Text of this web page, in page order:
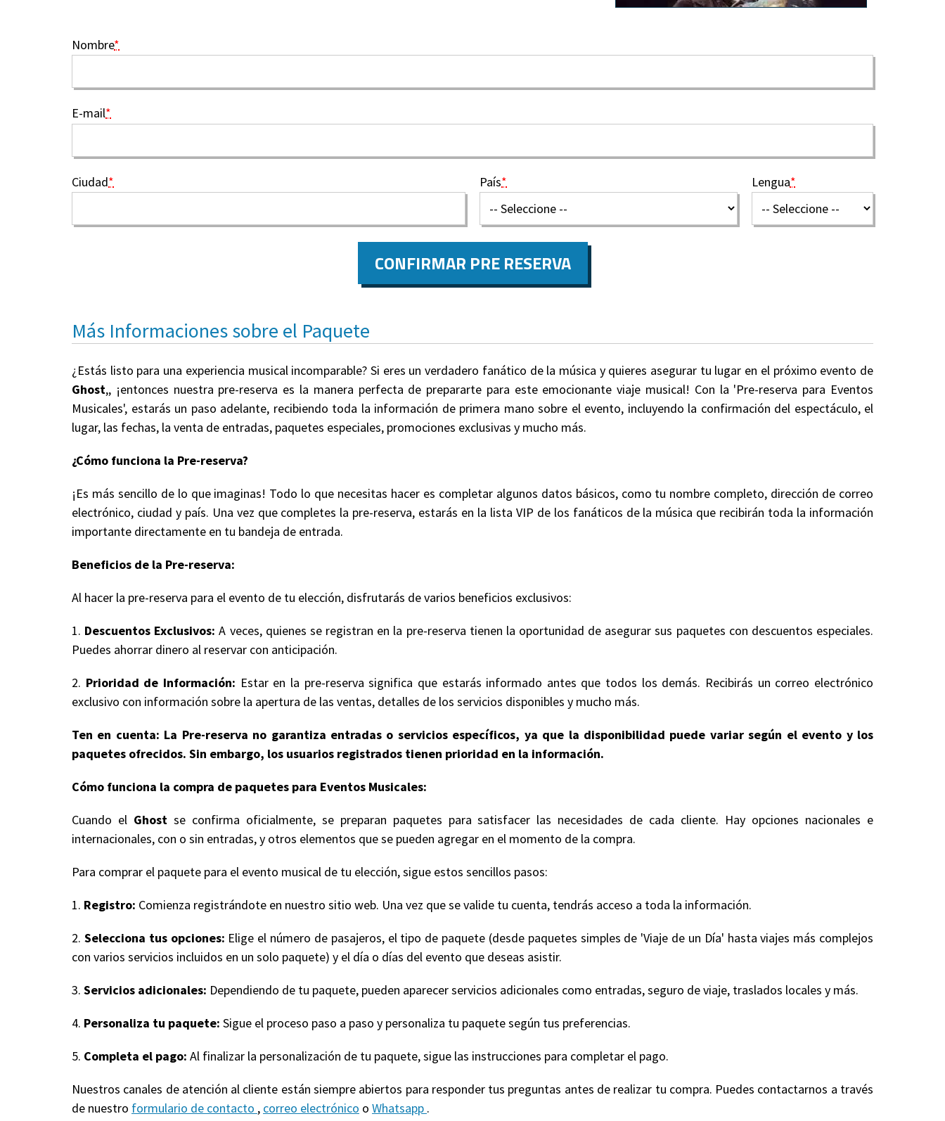
Nombre*
E-mail*
Ciudad* País* Lengua*
CONFIRMAR PRE RESERVA
Más Informaciones sobre el Paquete
¿Estás listo para una experiencia musical incomparable? Si eres un verdadero fanático de la música y quieres asegurar tu lugar en el próximo evento de
Ghost,, ¡entonces nuestra pre-reserva es la manera perfecta de prepararte para este emocionante viaje musical! Con la 'Pre-reserva para Eventos
Musicales', estarás un paso adelante, recibiendo toda la información de primera mano sobre el evento, incluyendo la confirmación del espectáculo, el
lugar, las fechas, la venta de entradas, paquetes especiales, promociones exclusivas y mucho más.
¿Cómo funciona la Pre-reserva?
¡Es más sencillo de lo que imaginas! Todo lo que necesitas hacer es completar algunos datos básicos, como tu nombre completo, dirección de correo
electrónico, ciudad y país. Una vez que completes la pre-reserva, estarás en la lista VIP de los fanáticos de la música que recibirán toda la información
importante directamente en tu bandeja de entrada.
Beneficios de la Pre-reserva:
Al hacer la pre-reserva para el evento de tu elección, disfrutarás de varios beneficios exclusivos:
1. Descuentos Exclusivos: A veces, quienes se registran en la pre-reserva tienen la oportunidad de asegurar sus paquetes con descuentos especiales.
Puedes ahorrar dinero al reservar con anticipación.
2. Prioridad de Información: Estar en la pre-reserva significa que estarás informado antes que todos los demás. Recibirás un correo electrónico
exclusivo con información sobre la apertura de las ventas, detalles de los servicios disponibles y mucho más.
Ten en cuenta: La Pre-reserva no garantiza entradas o servicios específicos, ya que la disponibilidad puede variar según el evento y los
paquetes ofrecidos. Sin embargo, los usuarios registrados tienen prioridad en la información.
Cómo funciona la compra de paquetes para Eventos Musicales:
Cuando el Ghostse confirma oficialmente, se preparan paquetes para satisfacer las necesidades de cada cliente. Hay opciones nacionales e
internacionales, con o sin entradas, y otros elementos que se pueden agregar en el momento de la compra.
Para comprar el paquete para el evento musical de tu elección, sigue estos sencillos pasos:
1. Registro: Comienza registrándote en nuestro sitio web. Una vez que se valide tu cuenta, tendrás acceso a toda la información.
2. Selecciona tus opciones: Elige el número de pasajeros, el tipo de paquete (desde paquetes simples de 'Viaje de un Día' hasta viajes más complejos
con varios servicios incluidos en un solo paquete) y el día o días del evento que deseas asistir.
3. Servicios adicionales: Dependiendo de tu paquete, pueden aparecer servicios adicionales como entradas, seguro de viaje, traslados locales y más.
4. Personaliza tu paquete: Sigue el proceso paso a paso y personaliza tu paquete según tus preferencias.
5. Completa el pago: Al finalizar la personalización de tu paquete, sigue las instrucciones para completar el pago.
Nuestros canales de atención al cliente están siempre abiertos para responder tus preguntas antes de realizar tu compra. Puedes contactarnos a través
de nuestro formulario de contacto , correo electrónico o Whatsapp .